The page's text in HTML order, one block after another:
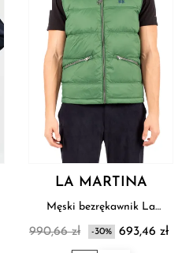
LA MARTINA
Męski bezrękawnik La
990,66 zł -30% 693,46 zł